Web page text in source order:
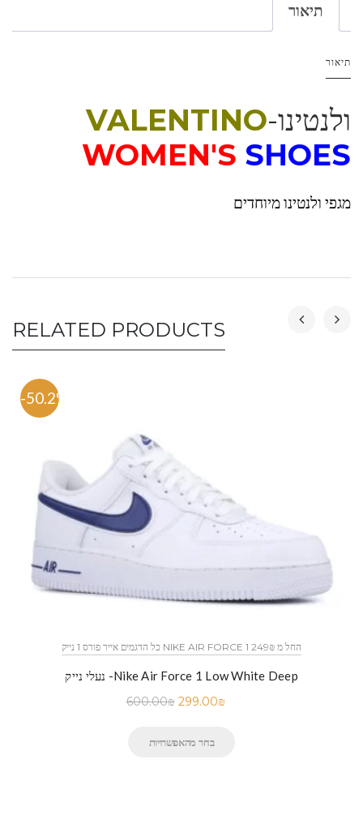
תיאור
תיאור
ולנטינו-VALENTINO
WOMEN'S SHOES
מגפי ולנטינו מיוחדים
RELATED PRODUCTS
-50.2%
כל הדגמים אייר פורס 1 נייק NIKE AIR FORCE 1 החל מ 249₪
נעלי נייק -Nike Air Force 1 Low White Deep
600.00₪ 299.00₪
בחר מהאפשרויות